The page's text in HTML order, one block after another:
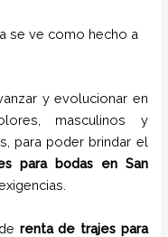
se ve como hecho a
y evolucionar en
masculinos y
para poder brindar el
para bodas en San
renta de trajes para